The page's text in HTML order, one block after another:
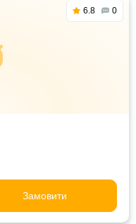
6.8 0
Замовити